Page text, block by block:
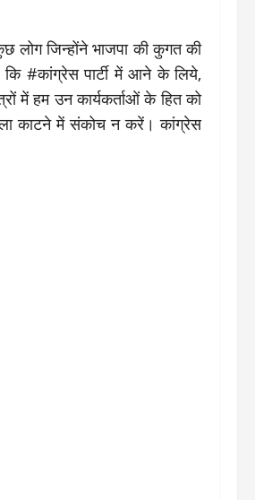
लोग जिन्होंने भाजपा की कुगत की
#कांग्रेस पार्टी में आने के लिये,
में हम उन कार्यकर्ताओं के हित को
काटने में संकोच न करें। कांग्रेस